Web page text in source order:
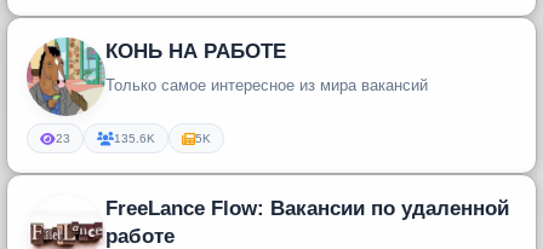
КОНЬ НА РАБОТЕ
Только самое интересное из мира вакансий
23 135.6K 5K
FreeLance Flow: Вакансии по удаленной
работе